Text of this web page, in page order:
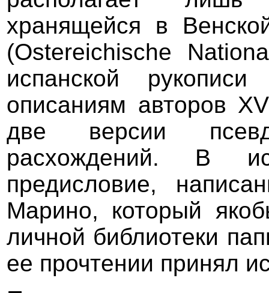
хранящейся в
(Ostereichische
испанской
описаниям авторов
две версии
расхождений. В
предисловие,
Марино, который
личной библиотеки
ее прочтении принял